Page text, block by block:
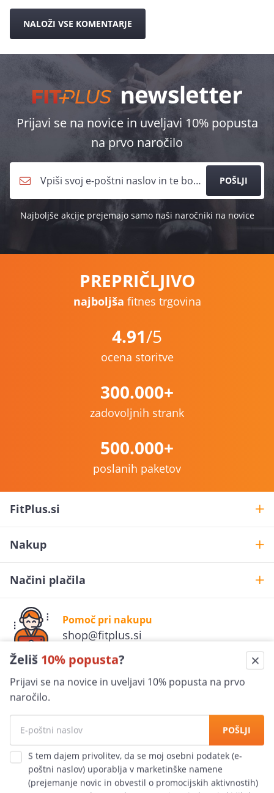
NALOŽI VSE KOMENTARJE
Želiš
Prijavi se na novice in uveljavi 10% popusta na prvo
naročilo.
POŠLJI
S tem dajem privolitev, da se moj osebni podatek (e-
poštni naslov) uporablja v marketinške namene
(prejemanje novic in obvestil o promocijskih aktivnostih)
Sensus grupe d.o.o. (spletna trgovina FitPlus.si), ki jih bo
uporabljala samo za te namene in jih ne bo posredovala
tretjim osebam, in sicer tako, da se podatki uporabljajo
do odjave.
Prijavi se na novice in uveljavi 10% popusta
na prvo naročilo
POŠLJI
Najboljše akcije prejemajo samo naši naročniki na novice
PREPRIČLJIVO
najboljša fitnes trgovina
4.91/5
ocena storitve
300.000+
zadovoljnih strank
500.000+
poslanih paketov
FitPlus.si
Nakup
Načini plačila
Pomoč pri nakupu
shop@fitplus.si
Varna nakupovanje
Hitra dostava
po vsej Slovensko
Vse pravice pridržane© FitPlus.si 2006-2026.